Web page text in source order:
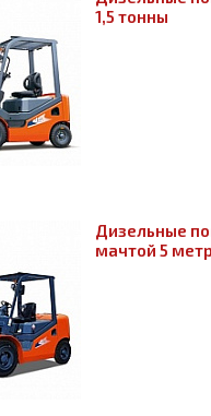
1,5 тонны
Дизельные
мачтой 5